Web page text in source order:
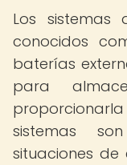
Los sistemas
conocidos
baterías
para
proporcionarla
sistemas
situaciones